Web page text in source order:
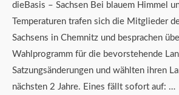
dieBasis – Sachsen Bei blauem Himmel
Temperaturen trafen sich die Mitglieder
Sachsens in Chemnitz und besprachen
Wahlprogramm für die bevorstehende
Satzungsänderungen und wählten ihren
nächsten 2 Jahre. Eines fällt sofort auf: …